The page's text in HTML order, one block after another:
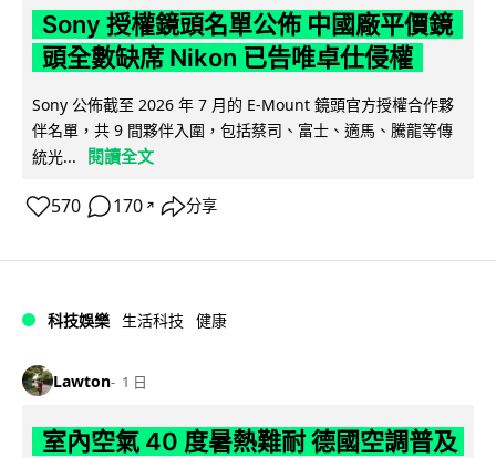
Sony 授權鏡頭名單公佈 中國廠平價鏡
頭全數缺席 Nikon 已告唯卓仕侵權
Sony 公佈截至 2026 年 7 月的 E-Mount 鏡頭官方授權合作夥
伴名單，共 9 間夥伴入圍，包括蔡司、富士、適馬、騰龍等傳
統光...
閱讀全文
570 170 ↗ 分享
科技娛樂 生活科技 健康
Lawton 1 日
室內空氣 40 度暑熱難耐 德國空調普及